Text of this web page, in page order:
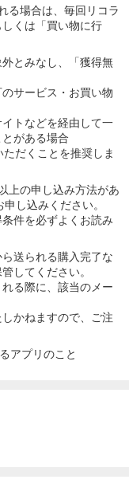
る場合は、毎回リコラ
くは「買い物に行
とみなし、「獲得無
サービス・お買い物
トなどを経由して一
がある場合
だくことを推奨しま
上の申し込み方法があ
し込みください。
件を必ずよくお読み
送られる購入完了な
してください。
る際に、該当のメー
かねますので、ご注
アプリのこと